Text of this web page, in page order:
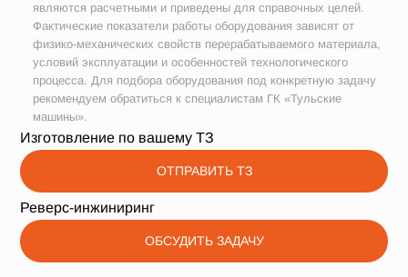
являются расчетными и приведены для справочных целей.
Фактические показатели работы оборудования зависят от
физико-механических свойств перерабатываемого материала,
условий эксплуатации и особенностей технологического
процесса. Для подбора оборудования под конкретную задачу
рекомендуем обратиться к специалистам ГК «Тульские
машины».
Изготовление по вашему ТЗ
ОТПРАВИТЬ ТЗ
Реверс-инжиниринг
ОБСУДИТЬ ЗАДАЧУ